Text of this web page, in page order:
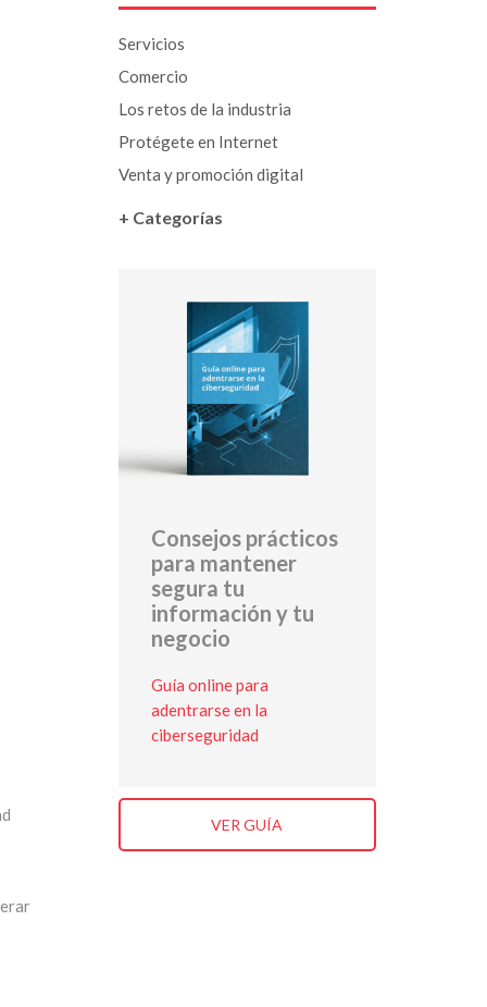
Servicios
Comercio
Los retos de la industria
Protégete en Internet
Venta y promoción digital
+ Categorías
Consejos prácticos
para mantener
segura tu
información y tu
negocio
Guía online para
adentrarse en la
ciberseguridad
VER GUÍA